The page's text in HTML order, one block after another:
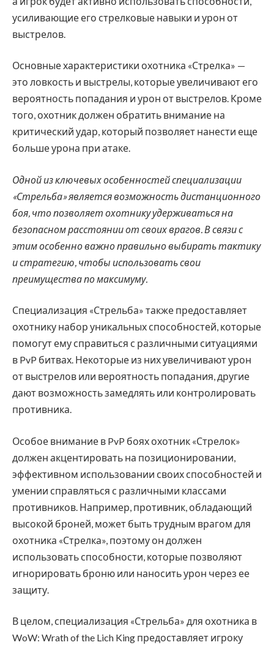
усиливающие его стрелковые навыки и урон от
выстрелов.
Основные характеристики охотника «Стрелка» —
это ловкость и выстрелы, которые увеличивают его
вероятность попадания и урон от выстрелов. Кроме
того, охотник должен обратить внимание на
критический удар, который позволяет нанести еще
больше урона при атаке.
Одной из ключевых особенностей специализации
«Стрельба» является возможность дистанционного
боя, что позволяет охотнику удерживаться на
безопасном расстоянии от своих врагов. В связи с
этим особенно важно правильно выбирать тактику
и стратегию, чтобы использовать свои
преимущества по максимуму.
Специализация «Стрельба» также предоставляет
охотнику набор уникальных способностей, которые
помогут ему справиться с различными ситуациями
в PvP битвах. Некоторые из них увеличивают урон
от выстрелов или вероятность попадания, другие
дают возможность замедлять или контролировать
противника.
Особое внимание в PvP боях охотник «Стрелок»
должен акцентировать на позиционировании,
эффективном использовании своих способностей и
умении справляться с различными классами
противников. Например, противник, обладающий
высокой броней, может быть трудным врагом для
охотника «Стрелка», поэтому он должен
использовать способности, которые позволяют
игнорировать броню или наносить урон через ее
защиту.
В целом, специализация «Стрельба» для охотника в
WoW: Wrath of the Lich King предоставляет игроку